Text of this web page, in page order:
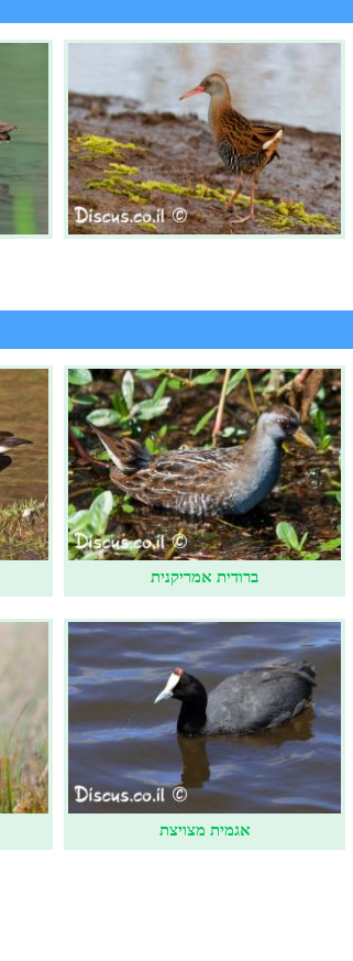
ברודית אמריקנית
אגמית מצויצת